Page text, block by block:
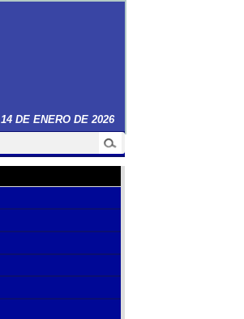
14 DE ENERO DE 2026